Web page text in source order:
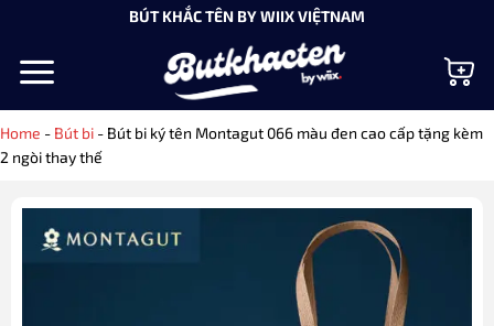
nội
BÚT KHẮC TÊN BY WIIX VIỆTNAM
Home - Bút bi - Bút bi ký tên Montagut 066 màu đen cao cấp tặng kèm
2 ngòi thay thế